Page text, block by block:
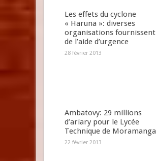
Les effets du cyclone
« Haruna »: diverses
organisations fournissent
de l’aide d’urgence
28 février 2013
Ambatovy: 29 millions
d’ariary pour le Lycée
Technique de Moramanga
22 février 2013